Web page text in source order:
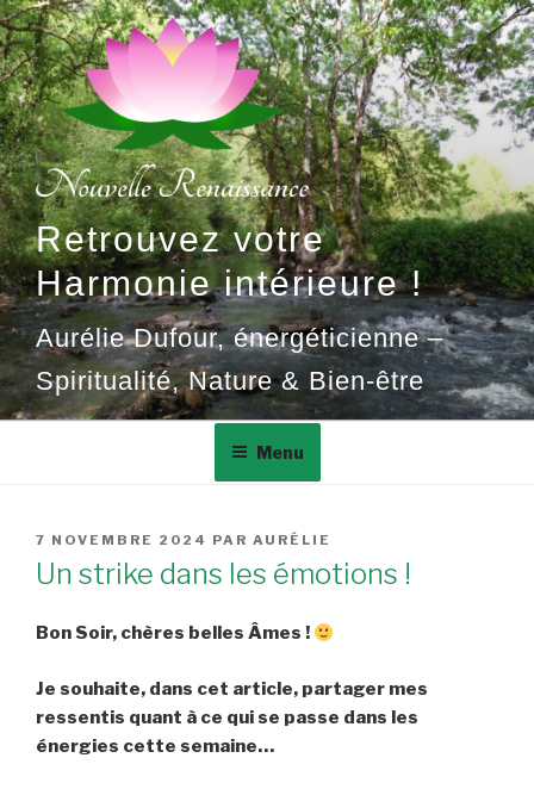
Aller
au
contenu
principal
Retrouvez votre
Harmonie intérieure !
Aurélie Dufour, énergéticienne –
Spiritualité, Nature & Bien-être
Menu
PUBLIÉ
LE
7 NOVEMBRE 2024 PAR AURÉLIE
Un strike dans les émotions !
Bon Soir, chères belles Âmes !
Je souhaite, dans cet article, partager mes
ressentis quant à ce qui se passe dans les
énergies cette semaine…